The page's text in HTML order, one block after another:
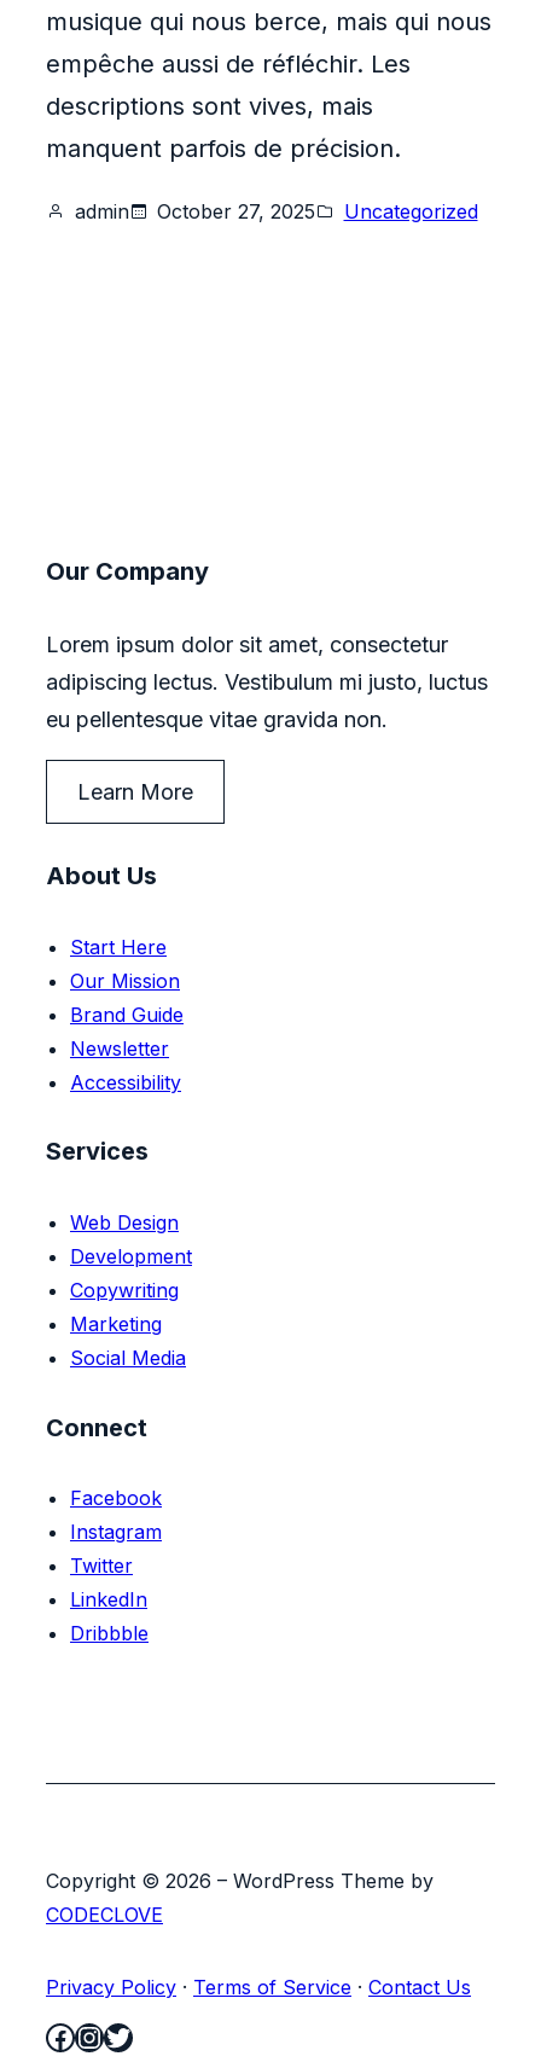
musique qui nous berce, mais qui nous
empêche aussi de réfléchir. Les
descriptions sont vives, mais
manquent parfois de précision.
admin October 27, 2025 Uncategorized
Our Company
Lorem ipsum dolor sit amet, consectetur
adipiscing lectus. Vestibulum mi justo, luctus
eu pellentesque vitae gravida non.
Learn More
About Us
Start Here
Our Mission
Brand Guide
Newsletter
Accessibility
Services
Web Design
Development
Copywriting
Marketing
Social Media
Connect
Facebook
Instagram
Twitter
LinkedIn
Dribbble
Copyright © 2026 – WordPress Theme by
CODECLOVE
Privacy Policy · Terms of Service · Contact Us
Facebook
Instagram
Twitter